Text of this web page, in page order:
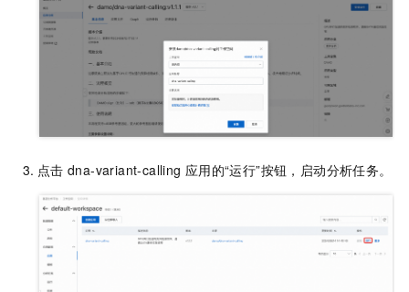
点击 dna-variant-calling 应用的“运行”按钮，启动分析任务。